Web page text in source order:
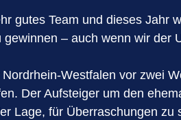
gutes Team und dieses
– auch wenn wir
Westfalen vor zwei
Der Aufsteiger um den
Lage, für Überraschungen zu